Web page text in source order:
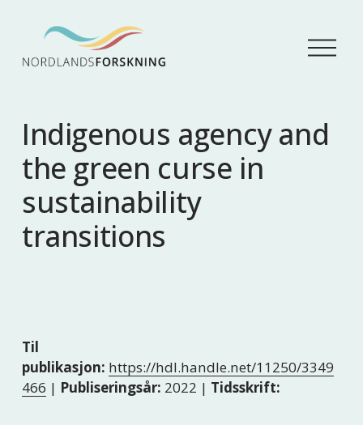
Å
p
e
Indigenous agency and
the green curse in
sustainability
transitions
Til
publikasjon: https://hdl.handle.net/11250/3349
466 | Publiseringsår: 2022 | Tidsskrift: